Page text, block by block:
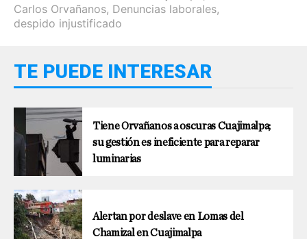
Carlos Orvañanos, Denuncias laborales,
despido injustificado
TE PUEDE INTERESAR
Tiene Orvañanos a oscuras Cuajimalpa;
su gestión es ineficiente para reparar
luminarias
Alertan por deslave en Lomas del
Chamizal en Cuajimalpa